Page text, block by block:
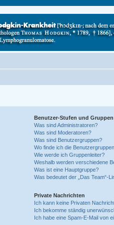
Benutzer-Stufen und Gruppen
Was sind Administratoren?
Was sind Moderatoren?
Was sind Benutzergruppen?
Wo finde ich die
Wie werde ich Gruppenleiter?
Weshalb werden verschiedene
Was ist eine Hauptgruppe?
Was bedeutet der „Das Team“-
Private Nachrichten
Ich kann keine Privaten
Ich bekomme ständig
Ich habe eine Spam-E-Mail von